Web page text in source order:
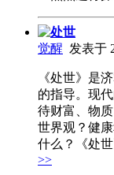
处世
觉醒 发表于
《处世》是
的指导。现
待财富、物
世界观？健
什么？《处
>>